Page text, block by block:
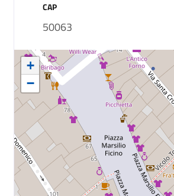
CAP
50063
+
−